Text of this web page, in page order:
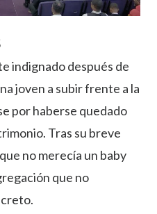
indignado después de
joven a subir frente a la
por haberse quedado
Tras su breve
no merecía un baby
que no